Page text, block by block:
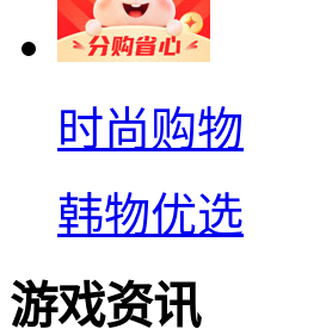
时尚购物
韩物优选
游戏资讯